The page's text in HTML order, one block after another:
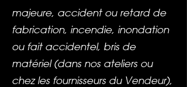
majeure, accident ou retard de
fabrication, incendie, inondation
ou fait accidentel, bris de
matériel (dans nos ateliers ou
chez les fournisseurs du Vendeur),